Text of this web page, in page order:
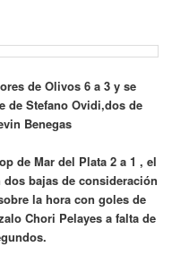
de Olivos 6 a 3 y se
de Stefano Ovidi,dos de
Benegas
de Mar del Plata 2 a 1 , el
bajas de consideración
la hora con goles de
Chori Pelayes a falta de